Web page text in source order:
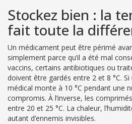
Stockez bien : la
fait toute la
Un médicament peut être périmé
simplement parce qu’il a été mal
vaccins, certains antibiotiques ou
doivent être gardés entre 2 et 8 °C.
médical monte à 10 °C pendant une
compromis. À l’inverse, les
entre 20 et 25 °C. La chaleur,
autant d’ennemis invisibles.